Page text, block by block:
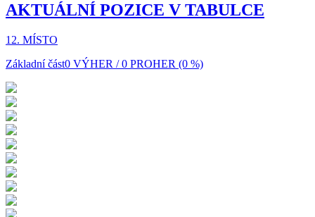
AKTUÁLNÍ POZICE V TABULCE
12. MÍSTO
Základní část0 VÝHER / 0 PROHER (0 %)